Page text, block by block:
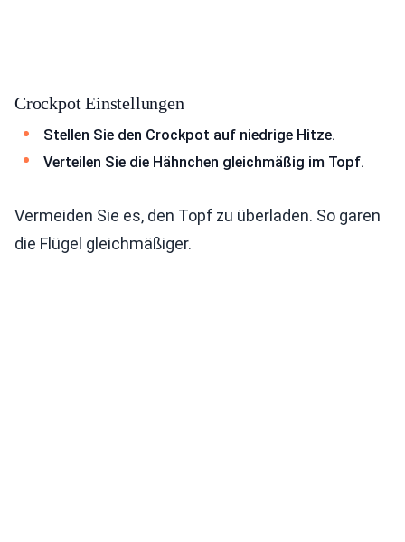
Crockpot Einstellungen
Stellen Sie den Crockpot auf niedrige Hitze.
Verteilen Sie die Hähnchen gleichmäßig im Topf.
Vermeiden Sie es, den Topf zu überladen. So garen
die Flügel gleichmäßiger.